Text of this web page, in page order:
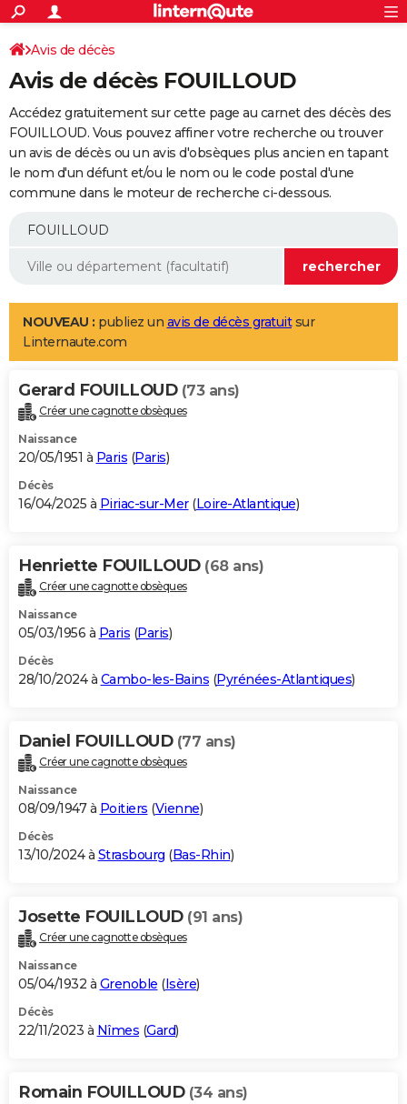
ACTUALITÉS
Politique
Société
Faits Divers
Education
Monde
Villes
+
SPORT
Coupe du monde 2026
Football
Tennis
Cyclisme
Rugby
Forum
Programme TV
TNT
Streaming
Cinéma
Sorties cinéma
Musique
+
FINANCE
Impôts
Immobilier
Risques naturels par ville
Banque
Assurance
Crédit
AUTO
Essais
Réserver un essai
Citadines
Berlines
SUV
Forum auto
+
Mobiles
Meilleur smartphone
Internet
Ordinateurs
Jeux vidéo
Guide high-tech
Aménagement intérieur
LIFESTYLE
Art de vivre
Bien-être
Loisirs
Mode
Modes de vie
Alimentation
Guide de la santé
Maladies
Médicaments
Sommeil
VOYAGE
Destinations
City break
Voyage nature
Voyage de noces
Forum
Climat
+PHOTO
GUIDES D'ACHAT
BONS PLANS
Carte de Noël
Carte Bonne année
Carte Saint-Valentin
Carte Pâques
Carte d'anniversaire
DICTIONNAIRE
Dictionnaire
Biographies
Citations
Expressions
Proverbes
PROGRAMME TV
S'inscrire
Se connecter
Lycées
Collèges
Primaires
Universités
Entreprises
Service militaire
Avis de recherche
AVIS DE DÉCÈS
Bricolage
Lifestyle
Culture
Sport
Auto
Television
Voyage
Cinema
Avis de décès
Avis de décès FOUILLOUD
Accédez gratuitement sur cette page au carnet des décès des
FOUILLOUD. Vous pouvez affiner votre recherche ou trouver
un avis de décès ou un avis d'obsèques plus ancien en tapant
le nom d'un défunt et/ou le nom ou le code postal d'une
commune dans le moteur de recherche ci-dessous.
NOUVEAU : publiez un avis de décès gratuitsur
Linternaute.com
Gerard FOUILLOUD (73 ans)
Créer une cagnotte obsèques
Naissance
20/05/1951 à Paris (Paris)
Décès
16/04/2025 à Piriac-sur-Mer(Loire-Atlantique)
Henriette FOUILLOUD (68 ans)
Créer une cagnotte obsèques
Naissance
05/03/1956 à Paris (Paris)
Décès
28/10/2024 à Cambo-les-Bains (Pyrénées-Atlantiques)
Daniel FOUILLOUD (77 ans)
Créer une cagnotte obsèques
Naissance
08/09/1947 à Poitiers (Vienne)
Décès
13/10/2024 à Strasbourg (Bas-Rhin)
Josette FOUILLOUD (91 ans)
Créer une cagnotte obsèques
Naissance
05/04/1932 à Grenoble (Isère)
Décès
22/11/2023 à Nîmes (Gard)
Romain FOUILLOUD (34 ans)